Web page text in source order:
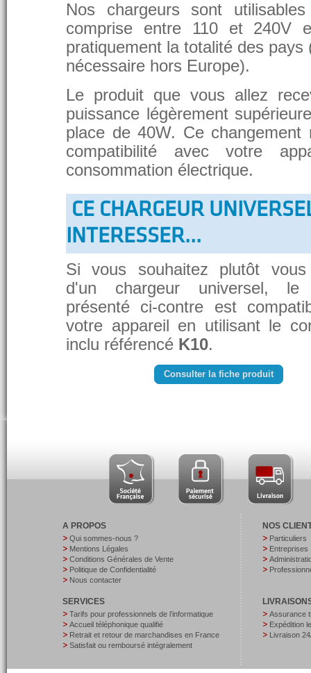
Nos chargeurs sont
comprise entre 110 et 240V
pratiquement la totalité des
nécessaire hors Europe).
Le produit que vous allez
puissance légèrement
place de 40W. Ce
compatibilité avec votre
consommation électrique.
CE CHARGEUR
INTERESSER...
Si vous souhaitez plutôt vous
d'un chargeur universel, le
présenté ci-contre est
votre appareil en utilisant le
inclu référencé K10.
Consulter la fiche produit
A PROPOS
Qui sommes-nous ?
Mentions Légales
Conditions Générales de Vente
Politique de Confidentialité
Nous contacter
SERVICES
Tarifs pour professionnels de l’informatique
Accueil téléphonique qualifié
Retrait et retour de marchandises en France
Satisfait ou remboursé intégralement
NOS
Particuliers
Entreprises
Assurance
Expédition
Livraison